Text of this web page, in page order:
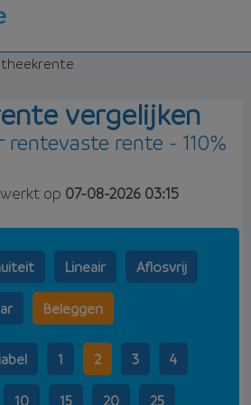
vergelijken
rentevaste rente - 110%
op 07-08-2026 03:15
Lineair Aflosvrij
Beleggen
1 2 3 4
10 15 20 25